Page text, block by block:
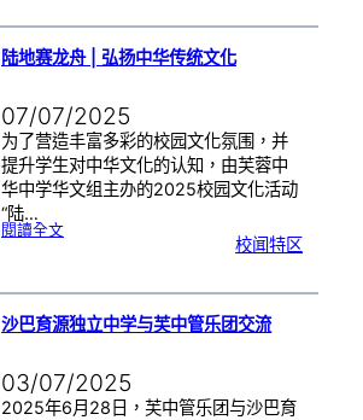
陆地赛龙舟 | 弘扬中华传统文化
07/07/2025
为了营造丰富多彩的校园文化氛围，并
提升学生对中华文化的认知，由芙蓉中
华中学华文组主办的2025校园文化活动
“陆…
閱讀全文:陆
弘
扬
华
传
统
文
校闻特区
沙巴育源独立中学与芙中管乐团交流
03/07/2025
2025年6月28日，芙中管乐团与沙巴育